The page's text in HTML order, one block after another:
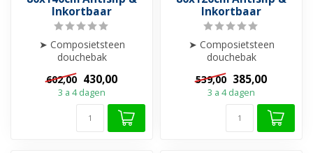
Inkortbaar
➤ Composietsteen
douchebak
➤ Anti-slip
➤ Krasvrij & Stootbestendig
➤ Inkortba...
602,00 430,00
3 a 4 dagen
Inkortbaar
➤ Composietsteen
douchebak
➤ Anti-slip
➤ Krasvrij & Stootbestendig
➤ Inkortba...
539,00 385,00
3 a 4 dagen